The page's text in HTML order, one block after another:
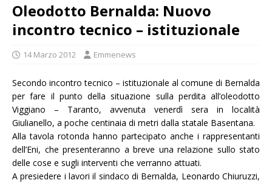
Oleodotto Bernalda: Nuovo
incontro tecnico – istituzionale
14 Marzo 2012 Emmenews
Secondo incontro tecnico – istituzionale al comune di Bernalda
per fare il punto della situazione sulla perdita all’oleodotto
Viggiano – Taranto, avvenuta venerdì sera in località
Giulianello, a poche centinaia di metri dalla statale Basentana.
Alla tavola rotonda hanno partecipato anche i rappresentanti
dell’Eni, che presenteranno a breve una relazione sullo stato
delle cose e sugli interventi che verranno attuati.
A presiedere i lavori il sindaco di Bernalda, Leonardo Chiuruzzi,